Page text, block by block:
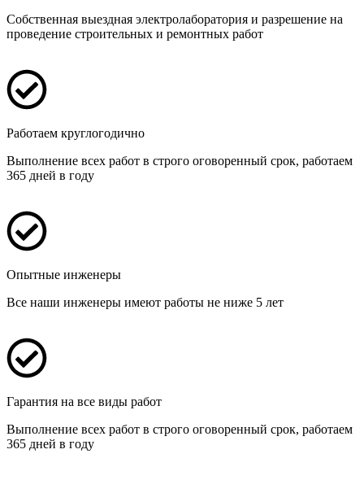
Собственная выездная электролаборатория и разрешение на
проведение строительных и ремонтных работ
Работаем круглогодично
Выполнение всех работ в строго оговоренный срок, работаем
365 дней в году
Опытные инженеры
Все наши инженеры имеют работы не ниже 5 лет
Гарантия на все виды работ
Выполнение всех работ в строго оговоренный срок, работаем
365 дней в году